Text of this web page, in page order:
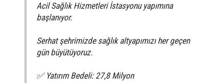
Acil Sağlık Hizmetleri İstasyonu yapımına
başlanıyor.
Serhat şehrimizde sağlık altyapımızı her geçen
gün büyütüyoruz.
✅ Yatırım Bedeli: 27,8 Milyon